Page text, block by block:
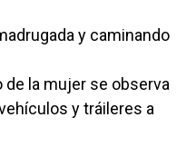
y caminando
de la mujer se observa
y tráileres a